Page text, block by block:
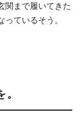
関まで履いてきた
ているそう。